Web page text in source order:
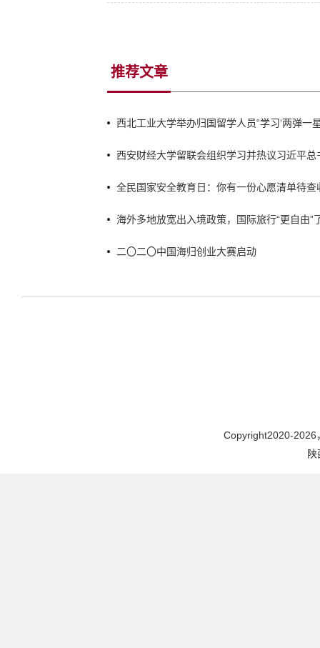
推荐文章
西北工业大学举办归国留学人员“学习‘两弹一
时代”主题研修班
西安财经大学留联会组织学习并热议习近平
归国青年学者回信精神
全民国家安全教育日：你有一份心愿清单待查
海外多地放宽出入境政策，国际旅行“更自由”
二〇二〇中国海归创业大赛启动
Copyright2020-2026